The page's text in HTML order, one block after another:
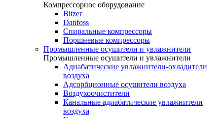
Компрессорное оборудование
Bitzer
Danfoss
Спиральные компрессоры
Поршневые компрессоры
Промышленные осушители и увлажнители
Промышленные осушители и увлажнители
Адиабатические увлажнители-охладители
воздуха
Адсорбционные осушители воздуха
Воздухоочистители
Канальные адиабатические увлажнители
воздуха